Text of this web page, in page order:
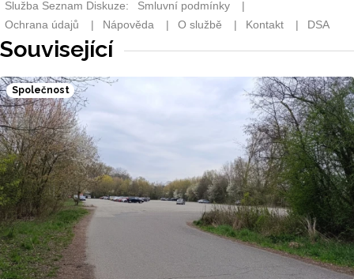
Související
Společnost